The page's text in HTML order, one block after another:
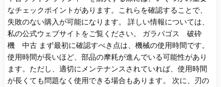
なチェックポイントがあります。これらを確認することで、
失敗のない購入が可能になります。 詳しい情報については、
私の公式ウェブサイトをご覧ください。 ガラパゴス 破砕
機 中古 まず最初に確認すべき点は、機械の使用時間です。
使用時間が長いほど、部品の摩耗が進んでいる可能性があり
ます。ただし、適切にメンテナンスされていれば、使用時間
が長くても問題なく使用できる場合もあります。 次に、刃の